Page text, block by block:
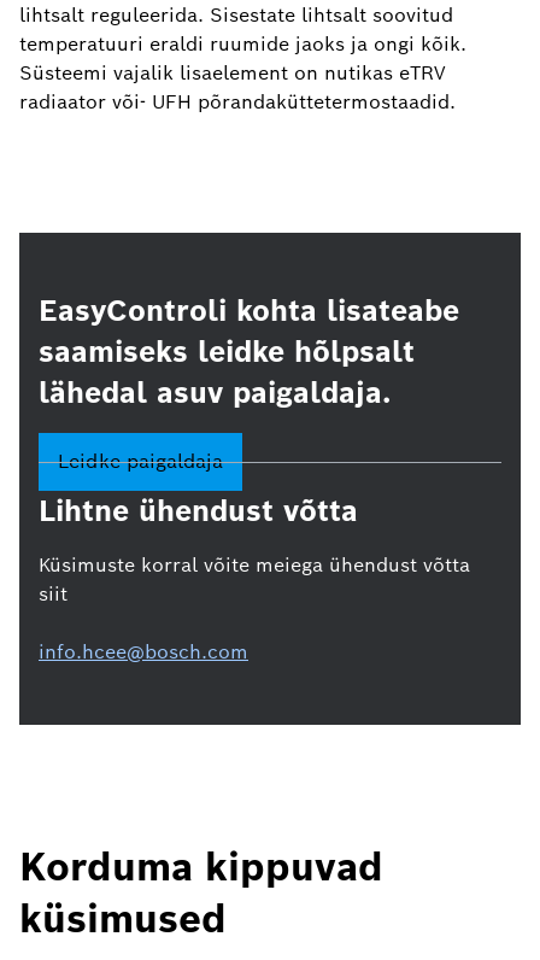
lihtsalt reguleerida. Sisestate lihtsalt soovitud
temperatuuri eraldi ruumide jaoks ja ongi kõik.
Süsteemi vajalik lisaelement on nutikas eTRV
radiaator või- UFH põrandaküttetermostaadid.
EasyControli kohta lisateabe
saamiseks leidke hõlpsalt
lähedal asuv paigaldaja.
Leidke paigaldaja
Lihtne ühendust võtta
Küsimuste korral võite meiega ühendust võtta
siit
info.hcee@bosch.com
Korduma kippuvad
küsimused